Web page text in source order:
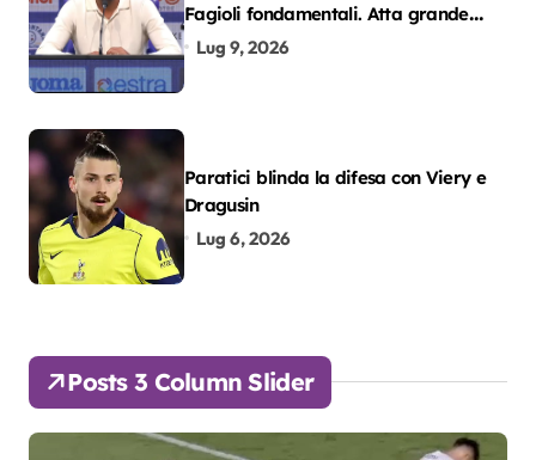
Fagioli fondamentali. Atta grande
colpo”
Lug 9, 2026
Paratici blinda la difesa con Viery e
Dragusin
Lug 6, 2026
Posts 3 Column Slider